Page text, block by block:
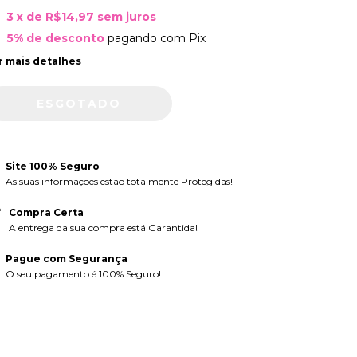
3 x de R$14,97 sem juros
5% de descontopagando com Pix
mais detalhes
Site 100% Seguro
As suas informações estão totalmente Protegidas!
Compra Certa
A entrega da sua compra está Garantida!
Pague com Segurança
O seu pagamento é 100% Seguro!